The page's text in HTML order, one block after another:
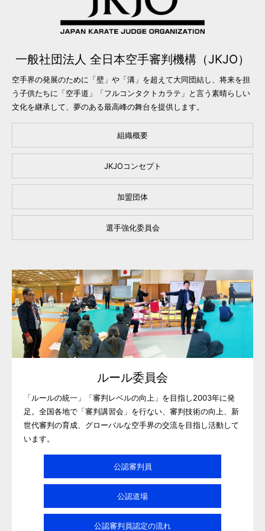
一般社団法人 全日本空手審判機構（JKJO）
空手界の発展のために「壁」や「溝」を超えて大同団結し、将来を担
う子供たちに「空手道」「フルコンタクトカラテ」と言う素晴らしい
文化を継承して、夢のある最高峰の舞台を提供します。
組織概要
JKJOコンセプト
加盟団体
選手強化委員会
ルール委員会
「ルールの統一」「審判レベルの向上」を目指し2003年に発
足。全国各地で「審判講習会」を行ない、審判技術の向上、新
世代審判の育成、グローバルな空手界の交流を目指し活動して
います。
公認審判員
公認道場
公認審判員認定の流れ